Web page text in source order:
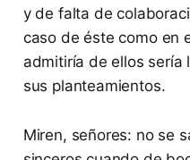
y de falta de
caso de éste como en
admitiría de ellos sería
sus planteamientos.
Miren, señores: no se